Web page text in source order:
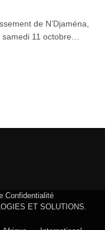
de N’Djaména,
11 octobre…
Confidentialité
ET SOLUTIONS